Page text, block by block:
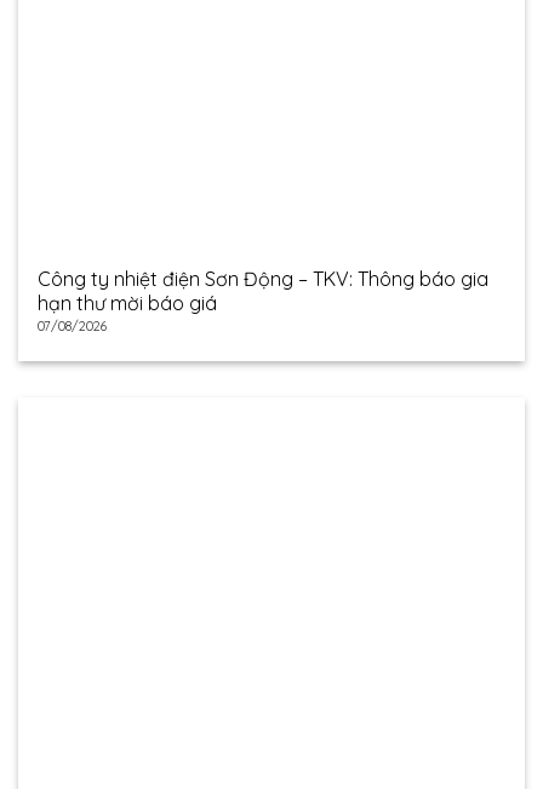
Công ty nhiệt điện Sơn Động – TKV: Thông báo gia
hạn thư mời báo giá
07/08/2026